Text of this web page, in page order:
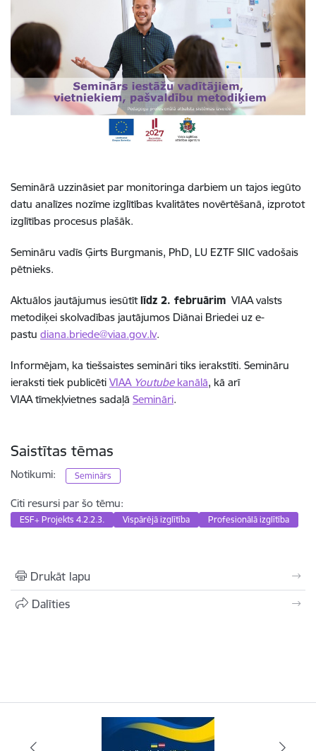
Seminārā uzzināsiet par monitoringa darbiem un tajos iegūto
datu analīzes nozīme izglītības kvalitātes novērtēšanā, izprotot
izglītības procesus plašāk.
Semināru vadīs Ģirts Burgmanis, PhD, LU EZTF SIIC vadošais
pētnieks.
Aktuālos jautājumus iesūtītlīdz 2. februārim VIAA valsts
metodiķei skolvadības jautājumos Diānai Briedei uz e-
pastu diana.briede@viaa.gov.lv.
Informējam, ka tiešsaistes semināri tiks ierakstīti. Semināru
ieraksti tiek publicēti VIAA Youtubekanālā, kā arī
VIAA tīmekļvietnes sadaļā Semināri.
Saistītas tēmas
Notikumi: Seminārs
Citi resursi par šo tēmu:
ESF+ Projekts 4.2.2.3. Vispārējā izglītība Profesionālā izglītība
Drukāt lapu
Dalīties